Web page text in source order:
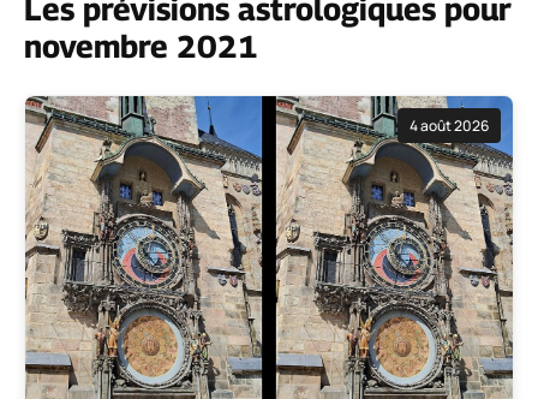
Les prévisions astrologiques pour
novembre 2021
4 août 2026